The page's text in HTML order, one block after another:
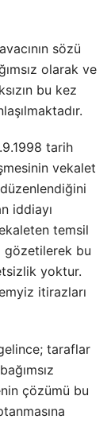
sözü
olarak ve
bu kez
tarih
vekalet
iddiayı
temsil
gözetilerek bu
yoktur.
itirazları
taraflar
çözümü bu